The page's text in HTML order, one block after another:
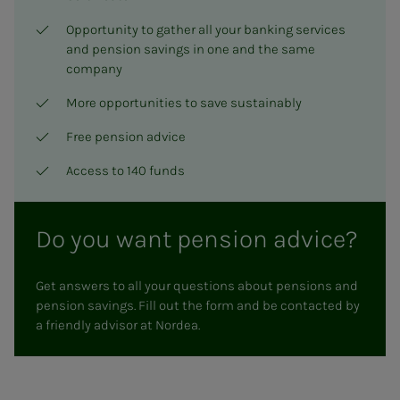
Opportunity to gather all your banking services
and pension savings in one and the same
company
More opportunities to save sustainably
Free pension advice
Access to 140 funds
Do you want pension advice?
Get answers to all your questions about pensions and
pension savings. Fill out the form and be contacted by
a friendly advisor at Nordea.